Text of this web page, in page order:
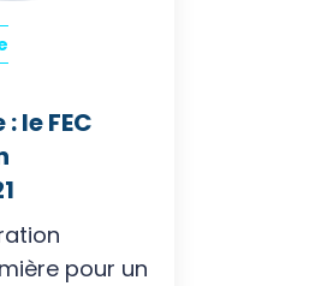
le FEC
pour un